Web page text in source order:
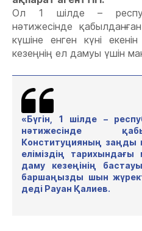
Ол 1 шілде –
нәтижесінде
күшіне енген күні
кезеңнің ел дамуы үшін
«Бүгін, 1 шілде –
нәтижесінде
Конституцияның заңды
еліміздің
даму кезеңінің
баршаңызды шын
деді Рауан Қалиев.